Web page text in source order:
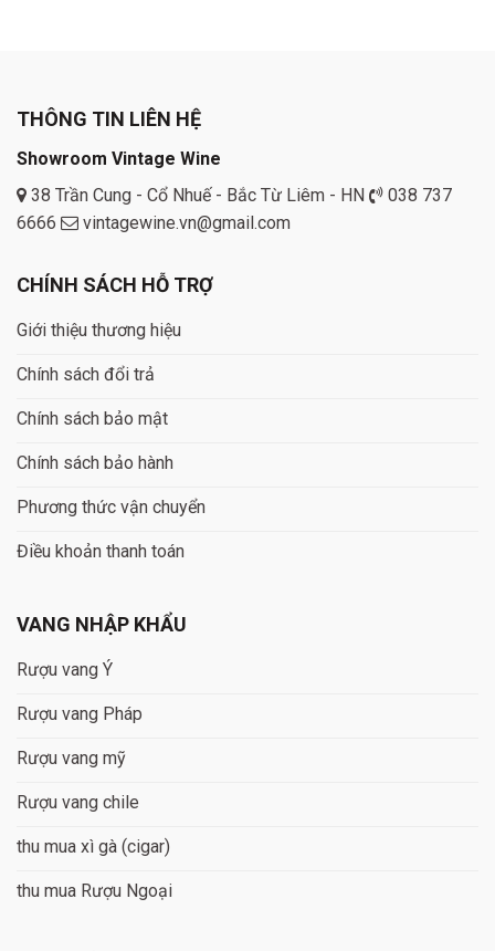
THÔNG TIN LIÊN HỆ
Showroom Vintage Wine
38 Trần Cung - Cổ Nhuế - Bắc Từ Liêm - HN
038 737
6666
vintagewine.vn@gmail.com
CHÍNH SÁCH HỖ TRỢ
Giới thiệu thương hiệu
Chính sách đổi trả
Chính sách bảo mật
Chính sách bảo hành
Phương thức vận chuyển
Điều khoản thanh toán
VANG NHẬP KHẨU
Rượu vang Ý
Rượu vang Pháp
Rượu vang mỹ
Rượu vang chile
thu mua xì gà (cigar)
thu mua Rượu Ngoại